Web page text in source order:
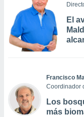
El
Francisco
Coordinador
Los
más